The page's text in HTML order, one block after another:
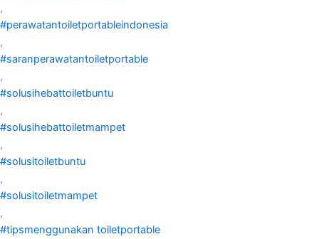
,
#perawatantoiletportableindonesia
,
#saranperawatantoiletportable
,
#solusihebattoiletbuntu
,
#solusihebattoiletmampet
,
#solusitoiletbuntu
,
#solusitoiletmampet
,
#tipsmenggunakan toiletportable